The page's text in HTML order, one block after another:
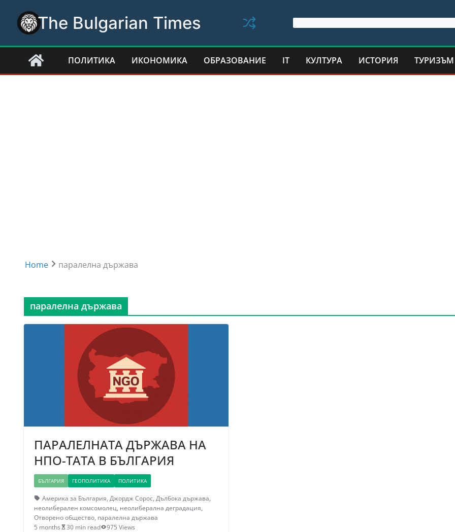
content
The Bulgarian Times
ПОЛИТИКА ИКОНОМИКА ОБРАЗОВАНИЕ IT КУЛТУРА ИСТОРИЯ ТУРИЗЪМ
Home паралелна държава
паралелна държава
ПАРАЛЕЛНАТА ДЪРЖАВА НА
НПО-ТАТА В БЪЛГАРИЯ
БЪЛГАРИЯ ГЕОПОЛИТИКА ПОЛИТИКА
Америка за България, Джордж Сорос, Дълбока държава,
неолиберален комсомолец, неолиберална деградация,
Отворено общество, паралелна държава
5 months
30 min read 975 Views